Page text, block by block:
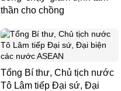
thần cho chồng
Tổng Bí thư, Chủ tịch nước
Tô Lâm tiếp Đại sứ, Đại